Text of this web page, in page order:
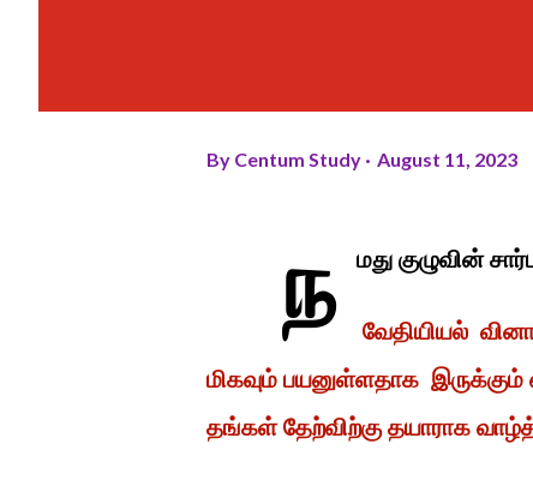
By Centum Study August 11, 2023
ந மது குழுவின்
வேதியியல்
மிகவும் பயனுள்ளதாக
தங்கள் தேற்விற்கு தயாராக